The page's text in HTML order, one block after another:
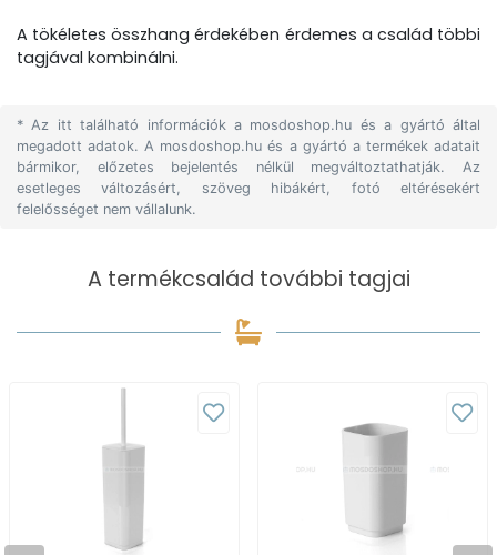
A tökéletes összhang érdekében érdemes a család többi
tagjával kombinálni.
* Az itt található információk a mosdoshop.hu és a gyártó által
megadott adatok. A mosdoshop.hu és a gyártó a termékek adatait
bármikor, előzetes bejelentés nélkül megváltoztathatják. Az
esetleges változásért, szöveg hibákért, fotó eltérésekért
felelősséget nem vállalunk.
A termékcsalád további tagjai